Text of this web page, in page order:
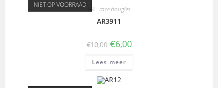
NIET OP VOORRAAD AR - race bougies
AR3911
€10,00 €6,00
Lees meer